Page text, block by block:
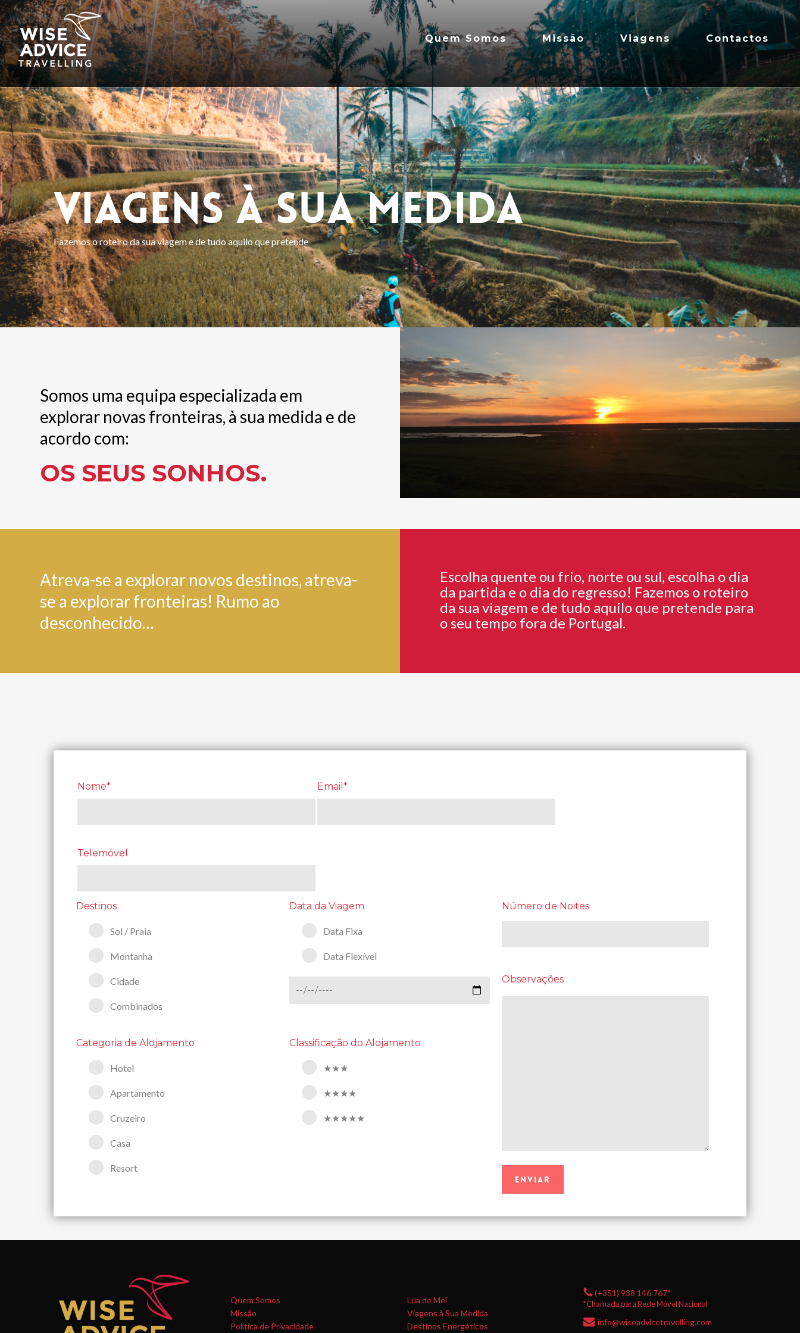
Skip
to
main
content
Quem Somos Missão Viagens Contactos
Viagens à Sua Medida
Fazemos o roteiro da sua viagem e de tudo aquilo que pretende
Somos uma equipa especializada em
explorar novas fronteiras, à sua medida e de
acordo com:
OS SEUS SONHOS.
Atreva-se a explorar novos destinos, atreva-
se a explorar fronteiras! Rumo ao
desconhecido…
Escolha quente ou frio, norte ou sul, escolha o dia
da partida e o dia do regresso! Fazemos o roteiro
da sua viagem e de tudo aquilo que pretende para
o seu tempo fora de Portugal.
Nome* Email*
Telemóvel
Destinos
Sol / Praia
Montanha
Cidade
Combinados
Data da Viagem
Data Fixa
Data Flexível
Número de Noites
Observações
Categoria de Alojamento
Hotel
Apartamento
Cruzeiro
Casa
Resort
Classificação do Alojamento
★★★
★★★★
★★★★★
Quem Somos
Missão
Política de Privacidade
Lua de Mel
Viagens à Sua Medida
Destinos Energéticos
(+351) 938 146 767*
*Chamada para Rede Móvel Nacional
info@wiseadvicetravelling.com